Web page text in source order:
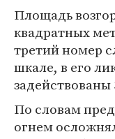
Площадь
квадратных
третий номер
шкале, в его
По словам
огнем